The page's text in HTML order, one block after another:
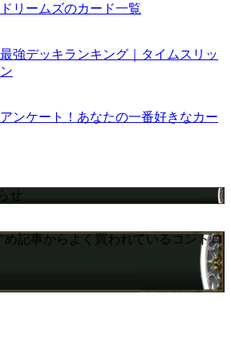
リームズのカード一覧
強デッキランキング｜タイムスリッ
ンケート！あなたの一番好きなカー
せ
め記事からよく買われているコントロ